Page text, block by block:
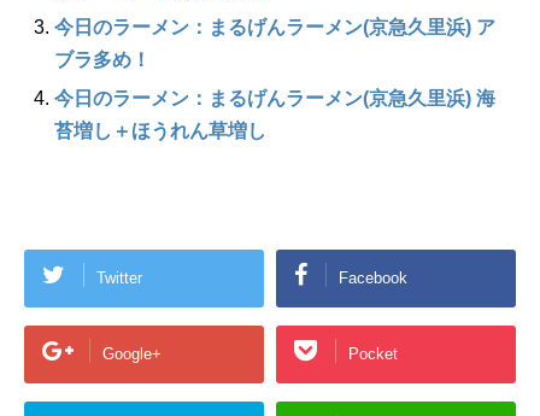
今日のラーメン：まるげんラーメン(京急久里浜) ア
ブラ多め！
今日のラーメン：まるげんラーメン(京急久里浜) 海
苔増し＋ほうれん草増し
Twitter Facebook
Google+ Pocket